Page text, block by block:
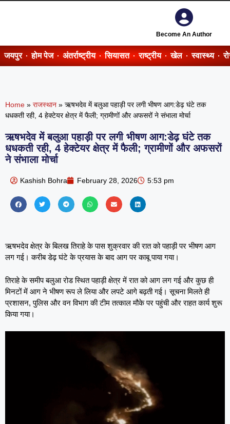
Become An Author
जयपुर होम पेज अंतर्राष्ट्रीय सियासत राष्ट्रीय खेल स्वास्थ्य
Home » राजस्थान » ऋषभदेव में बलुआ पहाड़ी पर लगी भीषण आग:डेढ़ घंटे तक
धधकती रही, 4 हेक्टेयर क्षेत्र में फैली; ग्रामीणों और अफसरों ने संभाला मोर्चा
ऋषभदेव में बलुआ पहाड़ी पर लगी भीषण आग:डेढ़ घंटे तक
धधकती रही, 4 हेक्टेयर क्षेत्र में फैली; ग्रामीणों और अफसरों
ने संभाला मोर्चा
Kashish Bohra February 28, 2026 5:53 pm
ऋषभदेव क्षेत्र के बिलख तिराहे के पास शुक्रवार की रात को पहाड़ी पर भीषण आग
लग गई। करीब डेढ़ घंटे के प्रयास के बाद आग पर काबू पाया गया।
तिराहे के समीप बलुआ रोड स्थित पहाड़ी क्षेत्र में रात को आग लग गई और कुछ ही
मिनटों में आग ने भीषण रूप ले लिया और लपटे आगे बढ़ती गई। सूचना मिलते ही
प्रशासन, पुलिस और वन विभाग की टीम तत्काल मौके पर पहुंची और राहत कार्य शुरू
किया गया।